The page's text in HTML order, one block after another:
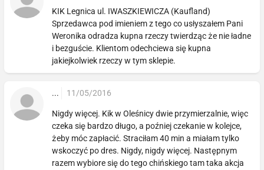
KIK Legnica ul. IWASZKIEWICZA (Kaufland)
Sprzedawca pod imieniem z tego co usłyszałem Pani
Weronika odradza kupna rzeczy twierdząc że nie ładne
i bezguście. Klientom odechciewa się kupna
jakiejkolwiek rzeczy w tym sklepie.
... 11/05/2016
Nigdy więcej. Kik w Oleśnicy dwie przymierzalnie, więc
czeka się bardzo długo, a poźniej czekanie w kolejce,
żeby móc zapłacić. Straciłam 40 min a miałam tylko
wskoczyć po dres. Nigdy, nigdy więcej. Następnym
razem wybiore się do tego chińskiego tam taka akcja